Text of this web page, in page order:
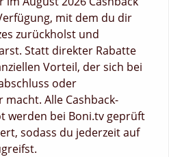
mit dem du dir
zurückholst und
Statt direkter Rabatte
Vorteil, der sich bei
oder
Alle Cashback-
werden bei Boni.tv geprüft
sodass du jederzeit auf